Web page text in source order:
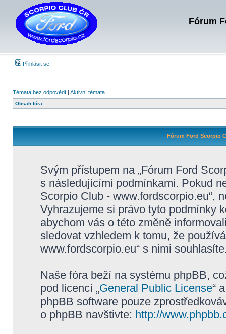
Fórum
Přihlásit se
Témata bez odpovědí | Aktivní témata
Obsah fóra
Fórum Ford Scorpio
Svým přístupem na „Fórum Ford
s následujícími podmínkami. Pokud
Scorpio Club - www.fordscorpio.eu“,
Vyhrazujeme si právo tyto podmínky
abychom vás o této změně
sledovat vzhledem k tomu, že
www.fordscorpio.eu“ s nimi
Naše fóra beží na systému phpBB,
pod licencí „General Public License“
phpBB software pouze
o phpBB navštivte: http://